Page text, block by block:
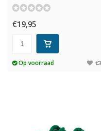
€19,95
Op voorraad